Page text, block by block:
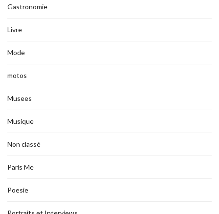
Gastronomie
Livre
Mode
motos
Musees
Musique
Non classé
Paris Me
Poesie